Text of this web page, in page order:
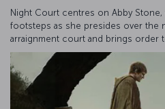
Night Court centres on Abby
footsteps as she presides over the
arraignment court and brings order